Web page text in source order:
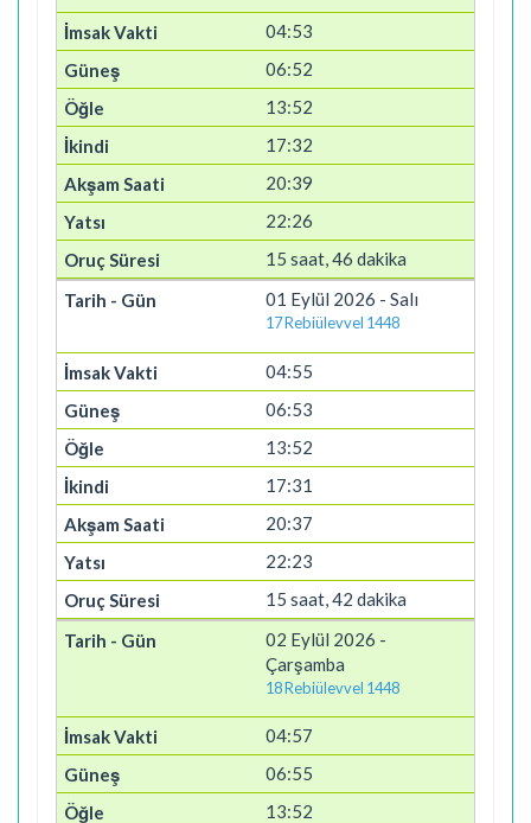
04:53
06:52
13:52
17:32
20:39
22:26
15 saat, 46 dakika
01 Eylül 2026 - Salı
17 Rebiülevvel 1448
04:55
06:53
13:52
17:31
20:37
22:23
15 saat, 42 dakika
02 Eylül 2026 -
Çarşamba
18 Rebiülevvel 1448
04:57
06:55
13:52